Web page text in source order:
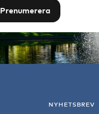
Prenumerera
NYHETSBREV